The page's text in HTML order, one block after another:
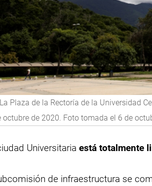
La Plaza de la Rectoría de la Universidad
octubre de 2020. Foto tomada el 6 de
Universitariaestá totalmente
de infraestructura se